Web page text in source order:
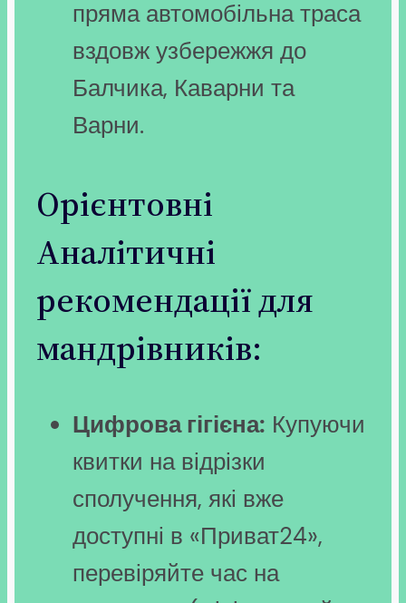
пряма автомобільна траса
вздовж узбережжя до
Балчика, Каварни та
Варни.
Орієнтовні
Аналітичні
рекомендації для
мандрівників:
Цифрова гігієна: Купуючи
квитки на відрізки
сполучення, які вже
доступні в «Приват24»,
перевіряйте час на